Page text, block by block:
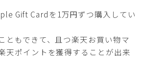
Gift Cardを1万円ずつ購入してい
ともできて、且つ楽天お買い物マ
天ポイントを獲得することが出来